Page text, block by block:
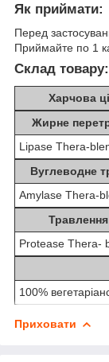
Як приймати:
Перед
Приймайте по 1
Склад товару:
Харчова
Жирне
Lipase Thera-
Вуглеводне
Amylase Thera-
Травлення
Protease Thera-
100%
Приховати